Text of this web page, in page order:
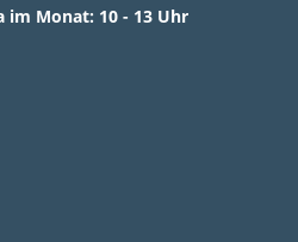
im Monat: 10 - 13 Uhr